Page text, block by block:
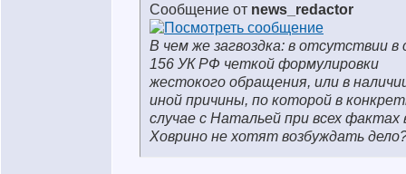
Сообщение от news_redactor
В чем же загвоздка: в отсутствии в
156 УК РФ четкой формулировки
жестокого обращения, или в
иной причины, по которой в
случае с Натальей при всех фактах
Ховрино не хотят возбуждать